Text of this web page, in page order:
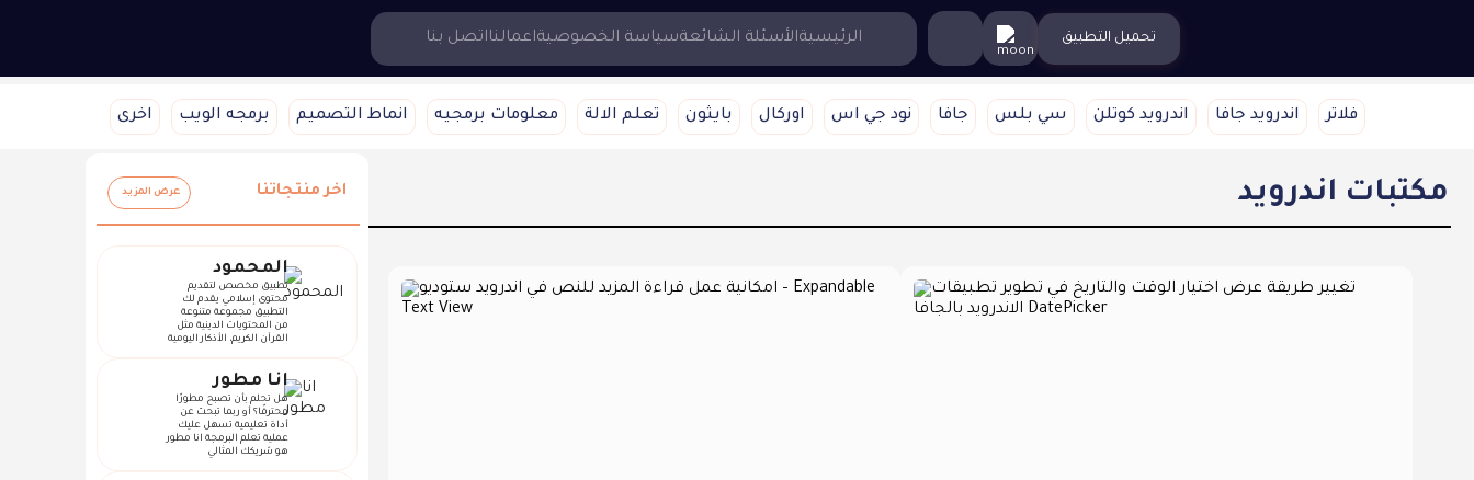
الرئيسيةالأسئلة الشائعةسياسة الخصوصيةاعمالنااتصل بنا تحميل التطبيق
فلاتر اندرويد جافا اندرويد كوتلن سي بلس جافا نود جي اس اوركال بايثون تعلم الالة معلومات برمجيه انماط التصميم برمجه الويب اخرى
مكتبات اندرويد اخر منتجاتنا عرض المزيد
المحمود
تطبيق مخصص لتقديم
محتوى إسلامي يقدم لك
التطبيق مجموعة متنوعة
من المحتويات الدينية مثل
القرآن الكريم، الأذكار اليومية
انا مطور
هل تحلم بأن تصبح مطورًا
محترفًا؟ أو ربما تبحث عن
أداة تعليمية تسهل عليك
عملية تعلم البرمجة انا مطور
هو شريكك المثالي